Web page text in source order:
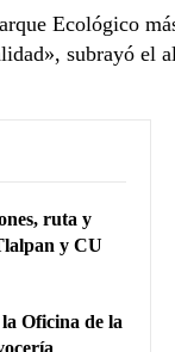
Ecológico
subrayó el
ruta y
y CU
Oficina de la